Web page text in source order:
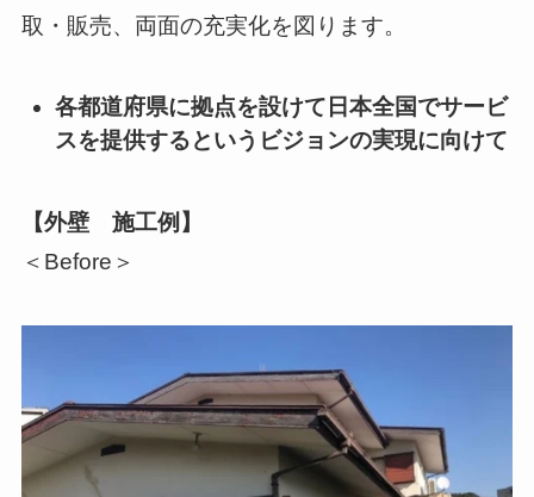
取・販売、両面の充実化を図ります。
各都道府県に拠点を設けて日本全国でサービ
スを提供するというビジョンの実現に向けて
【外壁 施工例】
＜Before＞